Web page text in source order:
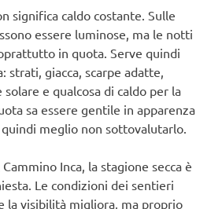
significa caldo costante. Sulle
essere luminose, ma le notti
in quota. Serve quindi
strati, giacca, scarpe adatte,
e qualcosa di caldo per la
sa essere gentile in apparenza
meglio non sottovalutarlo.
Inca, la stagione secca è
Le condizioni dei sentieri
la visibilità migliora, ma proprio